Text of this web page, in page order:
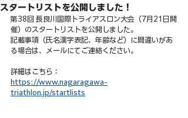
スタートリストを公開しました！
第38回 長良川国際トライアスロン大会（7月21日開
催）のスタートリストを公開しました。
記載事項（氏名漢字表記、年齢など）に間違いがあ
る場合は、メールにてご連絡ください。
詳細はこちら：
https://www.nagaragawa-
triathlon.jp/startlists